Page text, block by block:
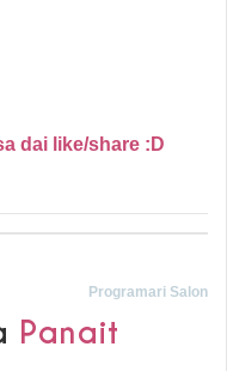
dai like/share :D
Programari Salon
Panait